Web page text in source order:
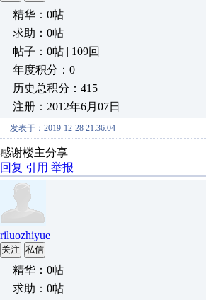
精华：0帖
求助：0帖
帖子：0帖 | 109回
年度积分：0
历史总积分：415
注册：2012年6月07日
发表于：2019-12-28 21:36:04
感谢楼主分享
回复 引用 举报
riluozhiyue
关注 私信
精华：0帖
求助：0帖